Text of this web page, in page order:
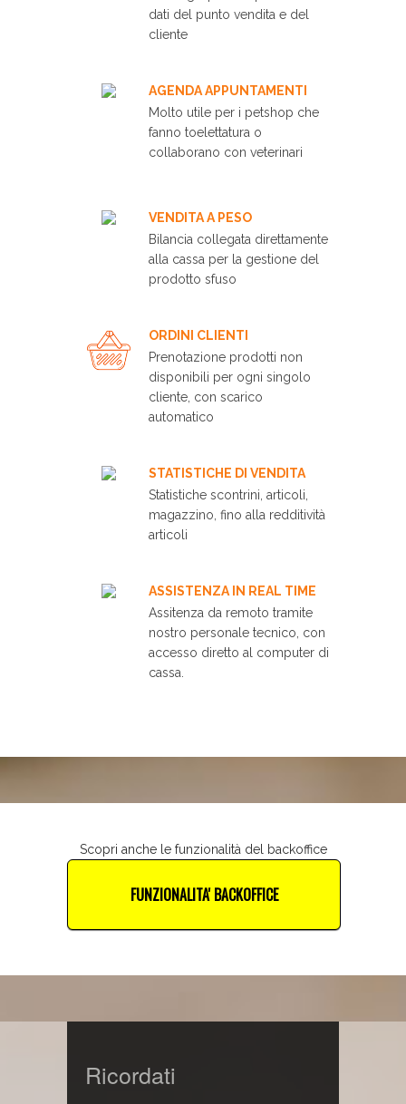
dati del punto vendita e del
cliente
AGENDA APPUNTAMENTI
Molto utile per i petshop che
fanno toelettatura o
collaborano con veterinari
VENDITA A PESO
Bilancia collegata direttamente
alla cassa per la gestione del
prodotto sfuso
ORDINI CLIENTI
Prenotazione prodotti non
disponibili per ogni singolo
cliente, con scarico
automatico
STATISTICHE DI VENDITA
Statistiche scontrini, articoli,
magazzino, fino alla redditività
articoli
ASSISTENZA IN REAL TIME
Assitenza da remoto tramite
nostro personale tecnico, con
accesso diretto al computer di
cassa.
Scopri anche le funzionalità del backoffice
FUNZIONALITA' BACKOFFICE
Ricordati